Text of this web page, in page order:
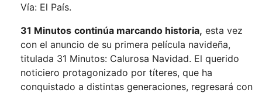
Vía: El País.
31 Minutos continúa marcando historia, esta vez
con el anuncio de su primera película navideña,
titulada 31 Minutos: Calurosa Navidad. El querido
noticiero protagonizado por títeres, que ha
conquistado a distintas generaciones, regresará con